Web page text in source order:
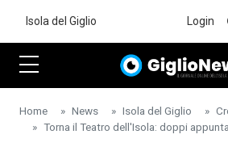
Isola del Giglio Login
Home News Isola del Giglio
Torna il Teatro dell'Isola: doppi